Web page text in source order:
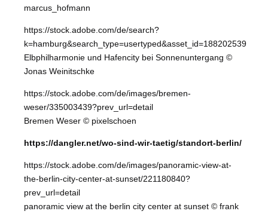
marcus_hofmann
https://stock.adobe.com/de/search?
k=hamburg&search_type=usertyped&asset_id=188202539
Elbphilharmonie und Hafencity bei Sonnenuntergang ©
Jonas Weinitschke
https://stock.adobe.com/de/images/bremen-
weser/335003439?prev_url=detail
Bremen Weser © pixelschoen
https://dangler.net/wo-sind-wir-taetig/standort-berlin/
https://stock.adobe.com/de/images/panoramic-view-at-
the-berlin-city-center-at-sunset/221180840?
prev_url=detail
panoramic view at the berlin city center at sunset © frank